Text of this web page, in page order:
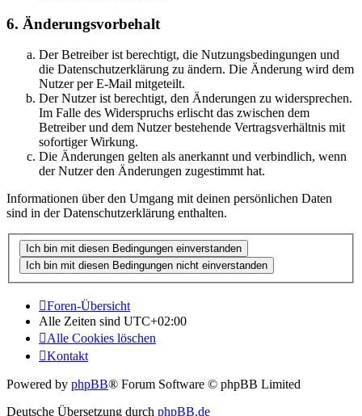
6. Änderungsvorbehalt
Der Betreiber ist berechtigt, die Nutzungsbedingungen und
die Datenschutzerklärung zu ändern. Die Änderung wird dem
Nutzer per E-Mail mitgeteilt.
Der Nutzer ist berechtigt, den Änderungen zu widersprechen.
Im Falle des Widerspruchs erlischt das zwischen dem
Betreiber und dem Nutzer bestehende Vertragsverhältnis mit
sofortiger Wirkung.
Die Änderungen gelten als anerkannt und verbindlich, wenn
der Nutzer den Änderungen zugestimmt hat.
Informationen über den Umgang mit deinen persönlichen Daten
sind in der Datenschutzerklärung enthalten.
Foren-Übersicht
Alle Zeiten sind UTC+02:00
Alle Cookies löschen
Kontakt
Powered by phpBB® Forum Software © phpBB Limited
Deutsche Übersetzung durch phpBB.de